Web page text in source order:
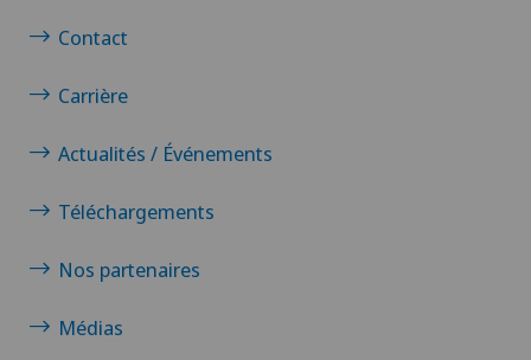
Contact
Carrière
Actualités / Événements
Téléchargements
Nos partenaires
Médias